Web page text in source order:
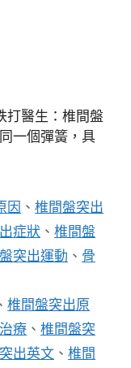
打醫生：椎間盤
一個彈簧，具
因 、椎間盤突出
症狀 、 椎間盤
突出運動 、 骨
椎間盤突出原
療 、 椎間盤突
出英文 、 椎間